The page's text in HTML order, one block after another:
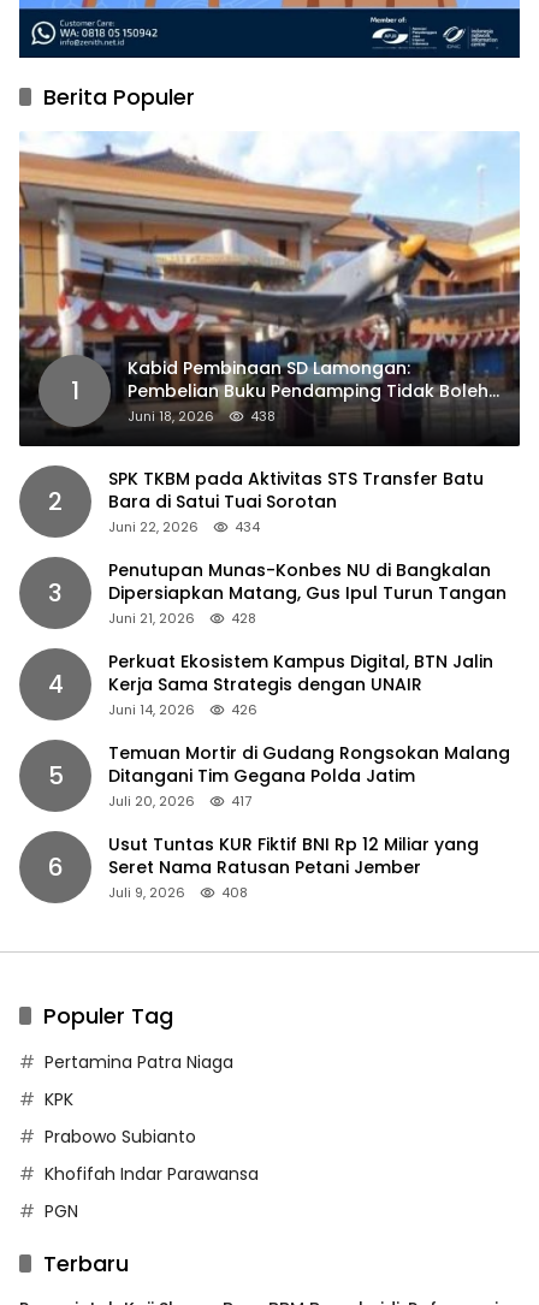
Berita Populer
1
Kabid Pembinaan SD Lamongan:
Pembelian Buku Pendamping Tidak Boleh
Dipaksakan
Juni 18, 2026 438
2
SPK TKBM pada Aktivitas STS Transfer Batu
Bara di Satui Tuai Sorotan
Juni 22, 2026 434
3
Penutupan Munas-Konbes NU di Bangkalan
Dipersiapkan Matang, Gus Ipul Turun Tangan
Juni 21, 2026 428
4
Perkuat Ekosistem Kampus Digital, BTN Jalin
Kerja Sama Strategis dengan UNAIR
Juni 14, 2026 426
5
Temuan Mortir di Gudang Rongsokan Malang
Ditangani Tim Gegana Polda Jatim
Juli 20, 2026 417
6
Usut Tuntas KUR Fiktif BNI Rp 12 Miliar yang
Seret Nama Ratusan Petani Jember
Juli 9, 2026 408
Populer Tag
Pertamina Patra Niaga
KPK
Prabowo Subianto
Khofifah Indar Parawansa
PGN
Terbaru